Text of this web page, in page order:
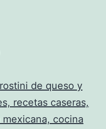
de queso y
recetas caseras,
cocina